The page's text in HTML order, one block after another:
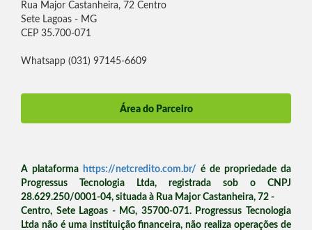
Rua Major Castanheira, 72 Centro
Sete Lagoas - MG
CEP 35.700-071
Whatsapp (031) 97145-6609
Área do Parceiro
A plataforma https://netcredito.com.br/ é de propriedade da
Progressus Tecnologia Ltda, registrada sob o CNPJ
28.629.250/0001-04, situada à Rua Major Castanheira, 72 -
Centro, Sete Lagoas - MG, 35700-071. Progressus Tecnologia
Ltda não é uma instituição financeira, não realiza operações de